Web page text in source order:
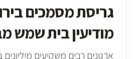
גריסת מסמכים
מודיעין בית שמש
ארגונים רבים משקיעים